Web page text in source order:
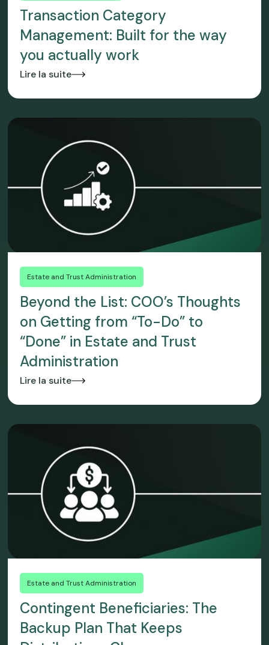
Transaction Category
Management: Built for the way
you actually work
Lire la suite
Estate and Trust Administration
Beyond the List: COO’s Thoughts
on Getting from “To-Do” to
“Done” in Estate and Trust
Administration
Lire la suite
Estate and Trust Administration
Contingent Beneficiaries: The
Backup Plan That Keeps